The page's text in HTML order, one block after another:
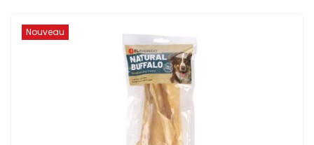
Nouveau